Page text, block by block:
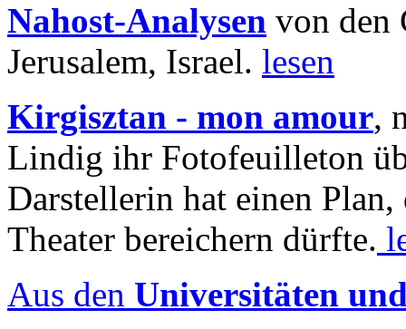
Nahost-Analysen von den
Jerusalem, Israel. lesen
Kirgisztan - mon amour,
Lindig ihr Fotofeuilleton
Darstellerin hat einen Plan,
Theater bereichern dürfte.
Aus den Universitäten